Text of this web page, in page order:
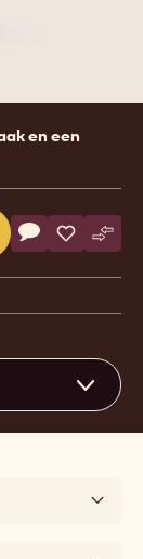
2
en een
Actions
Schrijf een
- Almond
Opslaan
- Almond
-